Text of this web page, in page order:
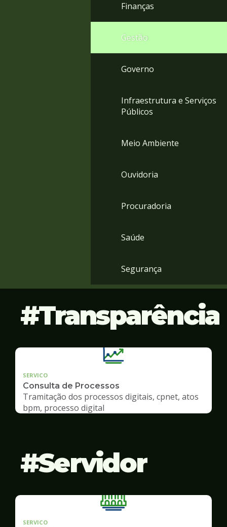
Finanças
Gestão
Governo
Infraestrutura e Serviços
Públicos
Meio Ambiente
Ouvidoria
Procuradoria
Saúde
Segurança
Transparência
SERVICO
Consulta de Processos
Tramitação dos processos digitais, cpnet, atos
bpm, processo digital
Servidor
SERVICO